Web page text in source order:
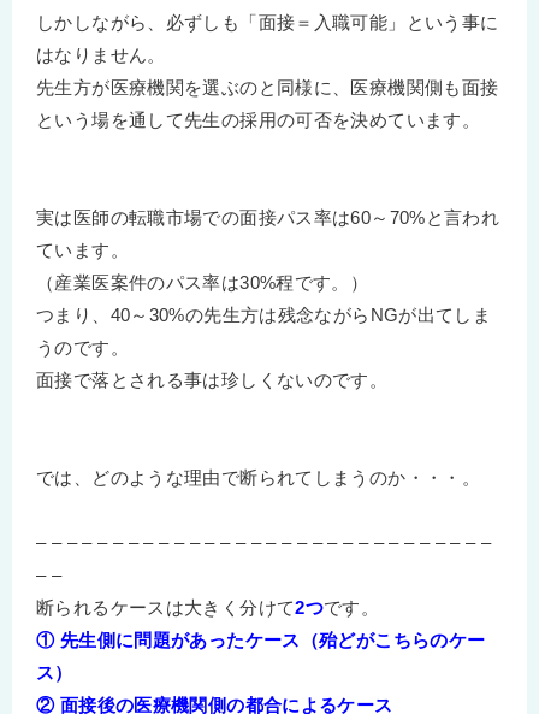
しかしながら、必ずしも「面接＝入職可能」という事に
はなりません。
先生方が医療機関を選ぶのと同様に、医療機関側も面接
という場を通して先生の採用の可否を決めています。
実は医師の転職市場での面接パス率は60～70%と言われ
ています。
（産業医案件のパス率は30%程です。）
つまり、40～30%の先生方は残念ながらNGが出てしま
うのです。
面接で落とされる事は珍しくないのです。
では、どのような理由で断られてしまうのか・・・。
– – – – – – – – – – – – – – – – – – – – – – – – – – – – – –
– –
断られるケースは大きく分けて2つです。
① 先生側に問題があったケース（殆どがこちらのケー
ス）
② 面接後の医療機関側の都合によるケース